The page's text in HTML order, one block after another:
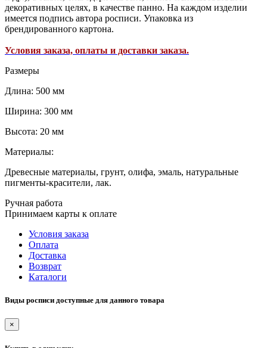
декоративных целях, в качестве панно. На каждом изделии
имеется подпись автора росписи. Упаковка из
брендированного картона.
Условия заказа, оплаты и доставки заказа.
Размеры
Длина: 500 мм
Ширина: 300 мм
Высота: 20 мм
Материалы:
Древесные материалы, грунт, олифа, эмаль, натуральные
пигменты-красители, лак.
Ручная работа
Принимаем карты к оплате
Условия заказа
Оплата
Доставка
Возврат
Каталоги
Виды росписи доступные для данного товара
×